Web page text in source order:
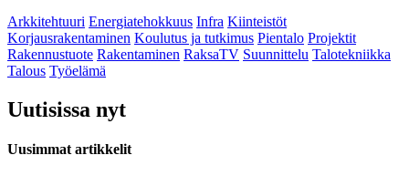
Arkkitehtuuri Energiatehokkuus Infra Kiinteistöt
Korjausrakentaminen Koulutus ja tutkimus Pientalo Projektit
Rakennustuote Rakentaminen RaksaTV Suunnittelu Talotekniikka
Talous Työelämä
Uutisissa nyt
Uusimmat artikkelit